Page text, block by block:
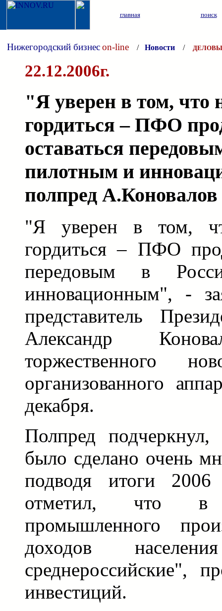
главная поиск
Нижегородский бизнесon-line / Новости /
22.12.2006г.
"Я уверен в том, что
гордиться – ПФО
оставаться
пилотным и
полпред А.Коновалов
"Я уверен в том,
гордиться – ПФО
передовым в
инновационным", -
представитель
Александр
торжественного
организованного
декабря.
Полпред
было сделано очень
подводя итоги 2006
отметил, что
промышленного
доходов
среднероссийские",
инвестиций.